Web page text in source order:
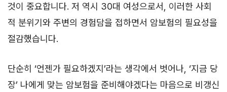
것이 중요합니다. 저 역시 30대 여성으로서, 이러한 사회
적 분위기와 주변의 경험담을 접하면서 암보험의 필요성을
절감했습니다.
단순히 ‘언젠가 필요하겠지’라는 생각에서 벗어나, ‘지금 당
장’ 나에게 맞는 암보험을 준비해야겠다는 마음으로 비갱신